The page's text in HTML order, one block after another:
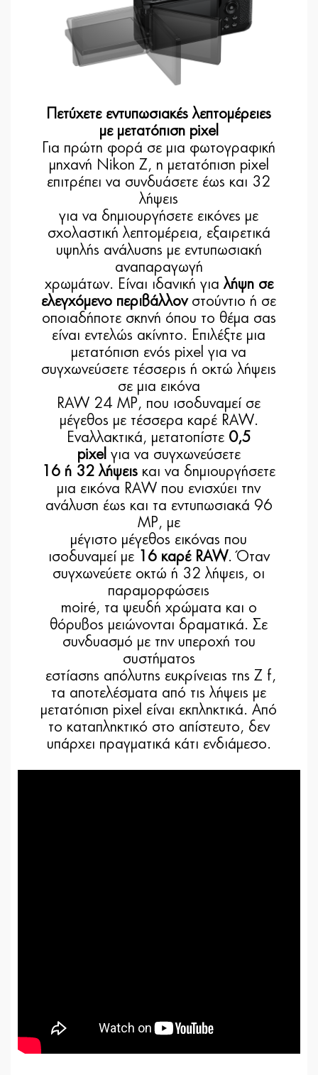
Πετύχετε εντυπωσιακές λεπτομέρειες
με μετατόπιση pixel
Για πρώτη φορά σε μια φωτογραφική
μηχανή Nikon Z, η μετατόπιση pixel
επιτρέπει να συνδυάσετε έως και 32
λήψεις
για να δημιουργήσετε εικόνες με
σχολαστική λεπτομέρεια, εξαιρετικά
υψηλής ανάλυσης με εντυπωσιακή
αναπαραγωγή
χρωμάτων. Είναι ιδανική για λήψη σε
ελεγχόμενο περιβάλλονστούντιο ή σε
οποιαδήποτε σκηνή όπου το θέμα σας
είναι εντελώς ακίνητο. Επιλέξτε μια
μετατόπιση ενός pixel για να
συγχωνεύσετε τέσσερις ή οκτώ λήψεις
σε μια εικόνα
RAW 24 MP, που ισοδυναμεί σε
μέγεθος με τέσσερα καρέ RAW.
Εναλλακτικά, μετατοπίστε 0,5
pixel για να συγχωνεύσετε
16 ή 32 λήψεις και να δημιουργήσετε
μια εικόνα RAW που ενισχύει την
ανάλυση έως και τα εντυπωσιακά 96
MP, με
μέγιστο μέγεθος εικόνας που
ισοδυναμεί με
16 καρέ RAW. Όταν
συγχωνεύετε οκτώ ή 32 λήψεις, οι
παραμορφώσεις
moiré, τα ψευδή χρώματα και ο
θόρυβος μειώνονται δραματικά. Σε
συνδυασμό με την υπεροχή του
συστήματος
εστίασης απόλυτης ευκρίνειας της Z f,
τα αποτελέσματα από τις λήψεις με
μετατόπιση pixel είναι εκπληκτικά. Από
το καταπληκτικό στο απίστευτο, δεν
υπάρχει πραγματικά κάτι ενδιάμεσο.